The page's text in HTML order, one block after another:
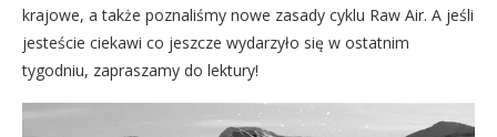
krajowe, a także poznaliśmy nowe zasady cyklu Raw Air. A jeśli
jesteście ciekawi co jeszcze wydarzyło się w ostatnim
tygodniu, zapraszamy do lektury!